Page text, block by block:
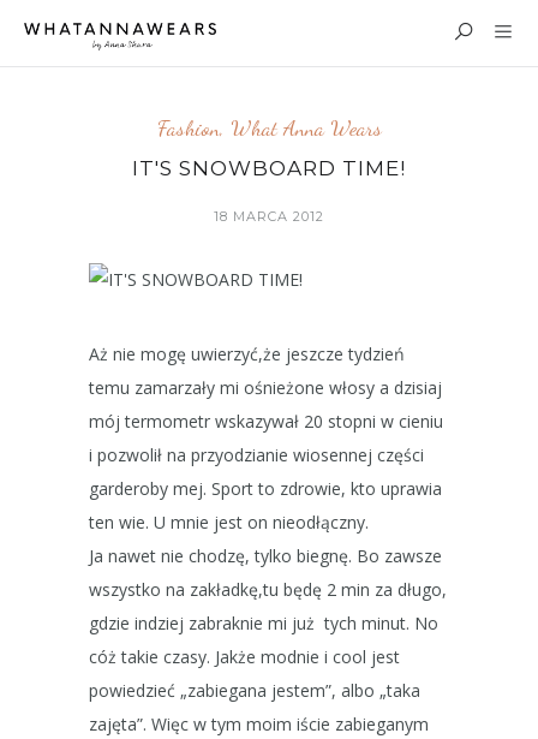
Fashion, What Anna Wears
IT'S SNOWBOARD TIME!
18 MARCA 2012
Aż nie mogę uwierzyć,że jeszcze tydzień
temu zamarzały mi ośnieżone włosy a dzisiaj
mój termometr wskazywał 20 stopni w cieniu
i pozwolił na przyodzianie wiosennej części
garderoby mej. Sport to zdrowie, kto uprawia
ten wie. U mnie jest on nieodłączny.
Ja nawet nie chodzę, tylko biegnę. Bo zawsze
wszystko na zakładkę,tu będę 2 min za długo,
gdzie indziej zabraknie mi już tych minut. No
cóż takie czasy. Jakże modnie i cool jest
powiedzieć „zabiegana jestem”, albo „taka
zajęta”. Więc w tym moim iście zabieganym